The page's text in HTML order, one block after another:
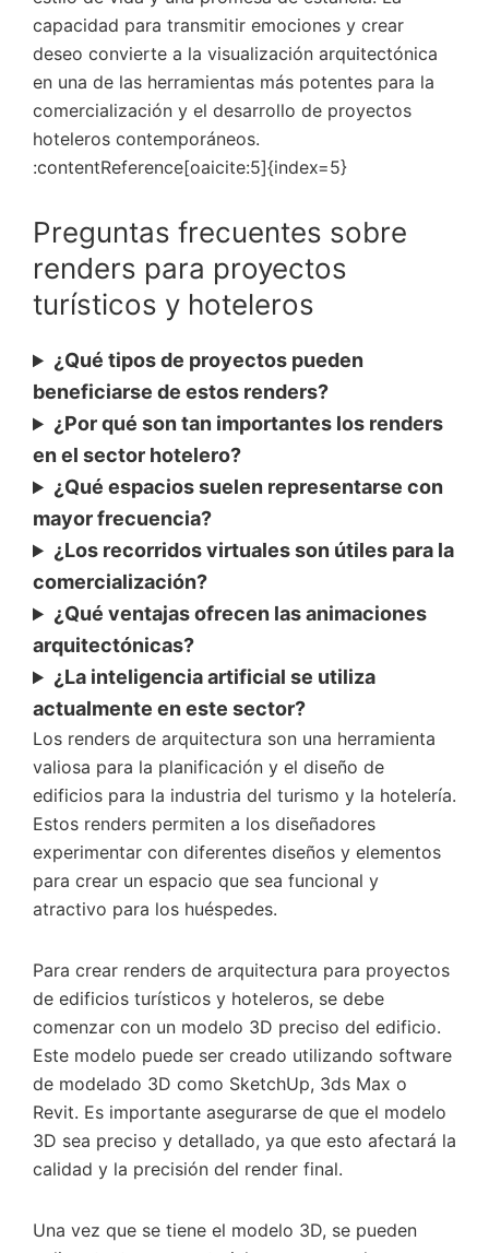
capacidad para transmitir emociones y crear
deseo convierte a la visualización arquitectónica
en una de las herramientas más potentes para la
comercialización y el desarrollo de proyectos
hoteleros contemporáneos.
:contentReference[oaicite:5]{index=5}
Preguntas frecuentes sobre
renders para proyectos
turísticos y hoteleros
¿Qué tipos de proyectos pueden
beneficiarse de estos renders?
¿Por qué son tan importantes los renders
en el sector hotelero?
¿Qué espacios suelen representarse con
mayor frecuencia?
¿Los recorridos virtuales son útiles para la
comercialización?
¿Qué ventajas ofrecen las animaciones
arquitectónicas?
¿La inteligencia artificial se utiliza
actualmente en este sector?
Los renders de arquitectura son una herramienta
valiosa para la planificación y el diseño de
edificios para la industria del turismo y la hotelería.
Estos renders permiten a los diseñadores
experimentar con diferentes diseños y elementos
para crear un espacio que sea funcional y
atractivo para los huéspedes.
Para crear renders de arquitectura para proyectos
de edificios turísticos y hoteleros, se debe
comenzar con un modelo 3D preciso del edificio.
Este modelo puede ser creado utilizando software
de modelado 3D como SketchUp, 3ds Max o
Revit. Es importante asegurarse de que el modelo
3D sea preciso y detallado, ya que esto afectará la
calidad y la precisión del render final.
Una vez que se tiene el modelo 3D, se pueden